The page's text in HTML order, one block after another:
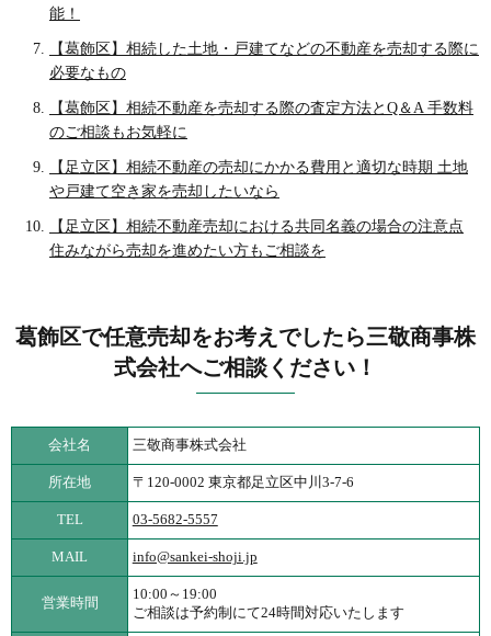
能！
【葛飾区】相続した土地・戸建てなどの不動産を売却する際に
必要なもの
【葛飾区】相続不動産を売却する際の査定方法とQ＆A 手数料
のご相談もお気軽に
【足立区】相続不動産の売却にかかる費用と適切な時期 土地
や戸建て空き家を売却したいなら
【足立区】相続不動産売却における共同名義の場合の注意点
住みながら売却を進めたい方もご相談を
葛飾区で任意売却をお考えでしたら三敬商事株
式会社へご相談ください！
会社名 三敬商事株式会社
所在地 〒120-0002 東京都足立区中川3-7-6
TEL 03-5682-5557
MAIL info@sankei-shoji.jp
営業時間
10:00～19:00
ご相談は予約制にて24時間対応いたします